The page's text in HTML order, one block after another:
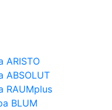
ARISTO
ABSOLUT
RAUMplus
BLUM